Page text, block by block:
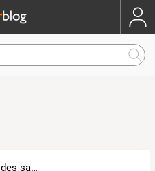
Alice au pays des saveurs